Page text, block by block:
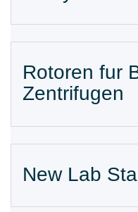
Rotoren fur
Zentrifugen
New Lab